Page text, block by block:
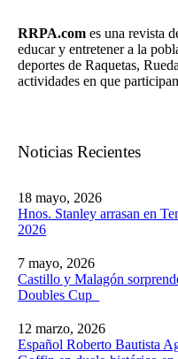
RRPA.com es una revista
educar y entretener a la
deportes de Raquetas,
actividades en que
Noticias Recientes
18 mayo, 2026
Hnos. Stanley arrasan en
2026
7 mayo, 2026
Castillo y Malagón
Doubles Cup
12 marzo, 2026
Español Roberto Bautista